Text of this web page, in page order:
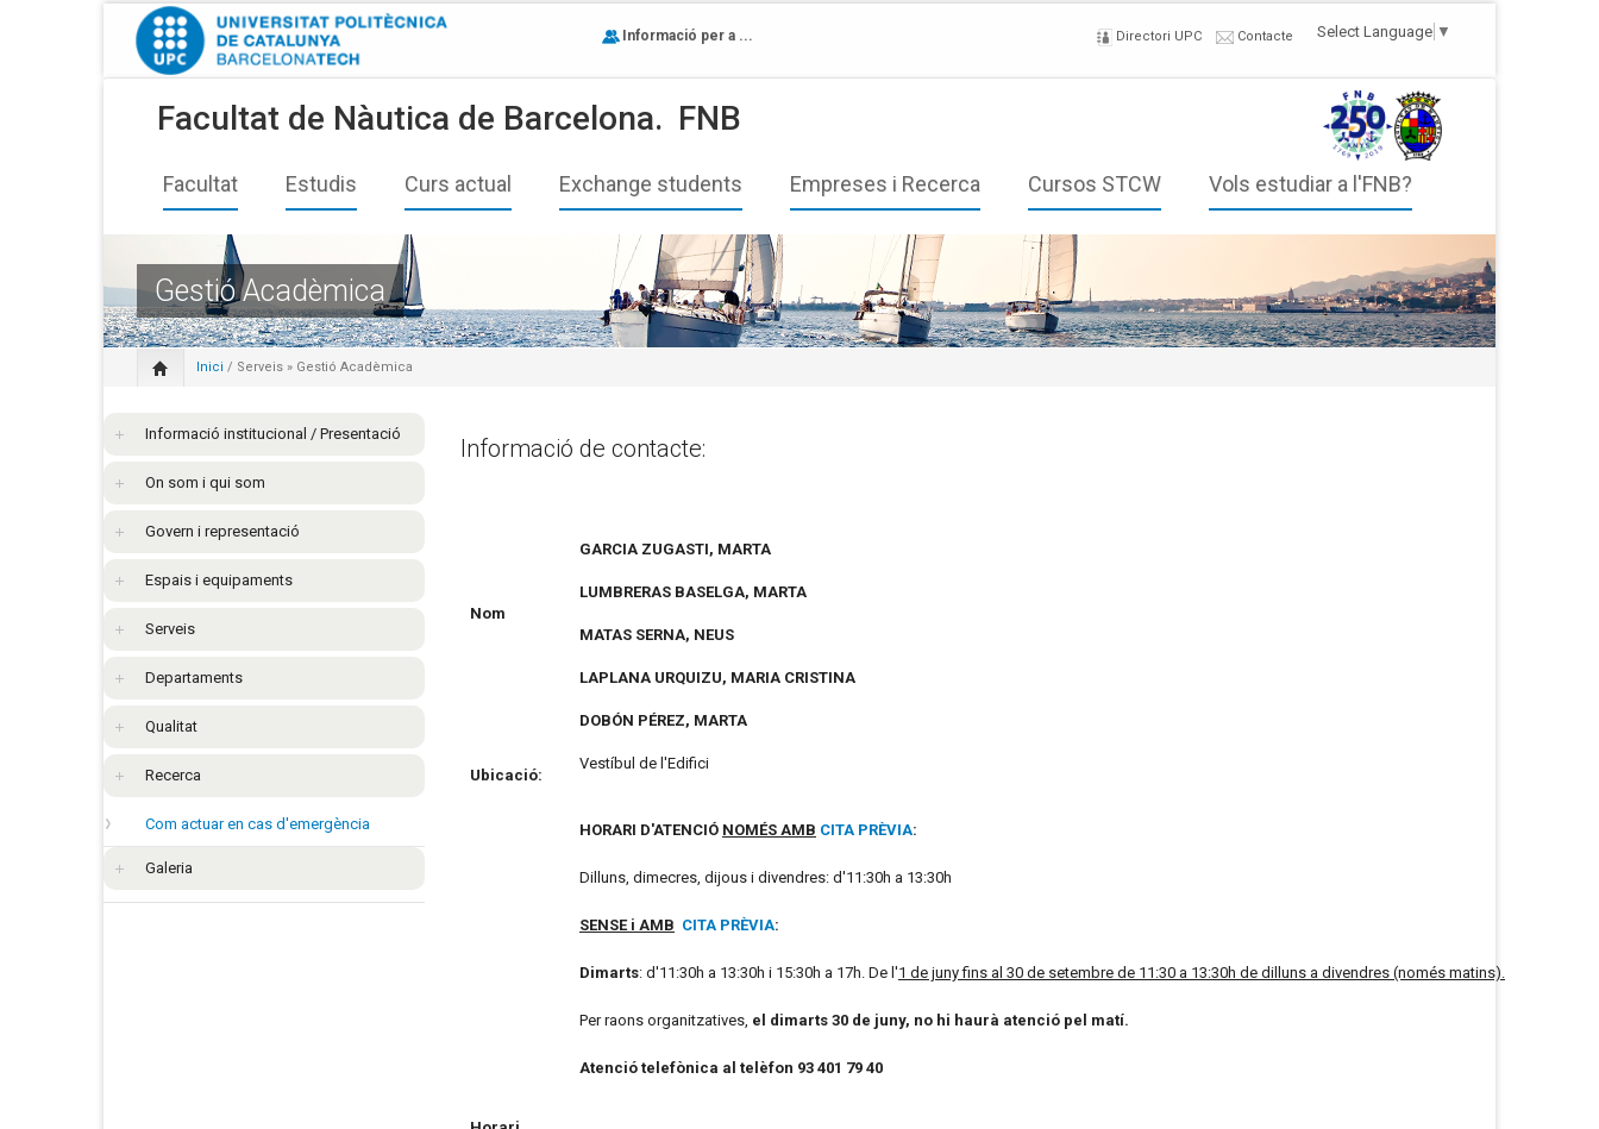
Select Language ▼
Directori UPC Contacte
Informació per a ...
Facultat de Nàutica de Barcelona. FNB
Facultat Estudis Curs actual Exchange students Empreses i Recerca Cursos STCW Vols estudiar a l'FNB?
Gestió Acadèmica
Inici / Serveis » Gestió Acadèmica
Informació institucional / Presentació
On som i qui som
Govern i representació
Espais i equipaments
Serveis
Departaments
Qualitat
Recerca
Com actuar en cas d'emergència
Galeria
Informació de contacte:
Nom
GARCIA ZUGASTI, MARTA
LUMBRERAS BASELGA, MARTA
MATAS SERNA, NEUS
LAPLANA URQUIZU, MARIA CRISTINA
DOBÓN PÉREZ, MARTA
Ubicació:
Vestíbul de l'Edifici
HORARI D'ATENCIÓ NOMÉS AMB CITA PRÈVIA:
Dilluns, dimecres, dijous i divendres: d'11:30h a 13:30h
SENSE i AMB CITA PRÈVIA:
Dimarts: d'11:30h a 13:30h i 15:30h a 17h. De l'1 de juny fins al 30 de setembre de 11:30 a 13:30h de dilluns a divendres (només matins).
Per raons organitzatives, el dimarts 30 de juny, no hi haurà atenció pel matí.
Atenció telefònica al telèfon 93 401 79 40